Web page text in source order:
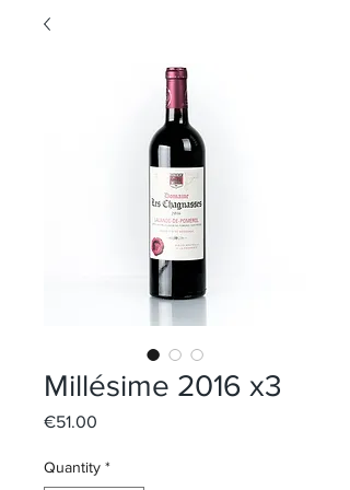
Millésime 2016 x3
€51.00
Quantity *